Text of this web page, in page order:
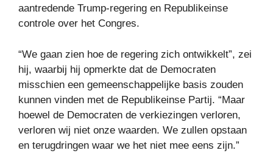
aantredende Trump-regering en Republikeinse
controle over het Congres.
“We gaan zien hoe de regering zich ontwikkelt”, zei
hij, waarbij hij opmerkte dat de Democraten
misschien een gemeenschappelijke basis zouden
kunnen vinden met de Republikeinse Partij. “Maar
hoewel de Democraten de verkiezingen verloren,
verloren wij niet onze waarden. We zullen opstaan ​​
en terugdringen waar we het niet mee eens zijn.”